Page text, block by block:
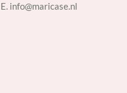
E. info@maricase.nl